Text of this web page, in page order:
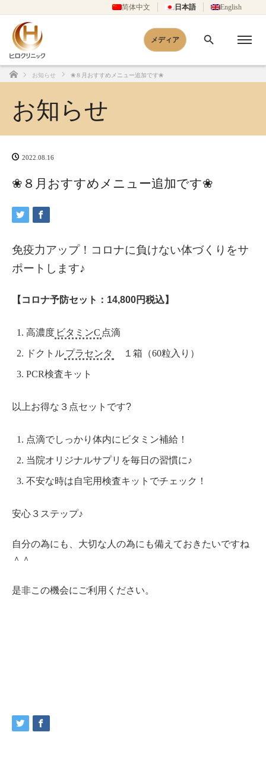
简体中文 日本語 English
メディア
ホーム
お知らせ ❀８月おすすめメニュー追加です❀
お知らせ
2022.08.16
❀８月おすすめメニュー追加です❀
免疫力アップ！コロナに負けない体づくりをサ
ポートします♪
【コロナ予防セット：14,800円税込】
高濃度 ビタミンC 点滴
ドクトルプラセンタ １箱（60粒入り）
PCR検査キット
以上お得な３点セットです?
点滴でしっかり体内にビタミン補給！
当院オリジナルサプリを毎日の習慣に♪
不安な時は自宅用検査キットでチェック！
安心３ステップ♪
自分の為にも、大切な人の為にも備えておきたいですね
＾＾
是非この機会にご利用ください。